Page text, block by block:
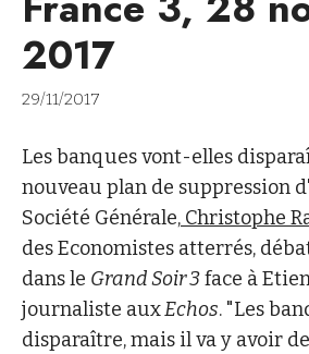
2017
29/11/2017
Les banques vont-elles
nouveau plan de suppression
Société Générale, Christophe
des Economistes atterrés,
dans le Grand Soir 3face à
journaliste auxEchos. "Les
disparaître, mais il va y avoir